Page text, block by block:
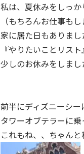
私は、夏休みをしっ
（もちろんお仕事も
家に居た日もありまし
『やりたいことリス
少しのお休みをしまし
前半にディズニーシー
タワーオブテラーに乗
これもね、、ちゃん